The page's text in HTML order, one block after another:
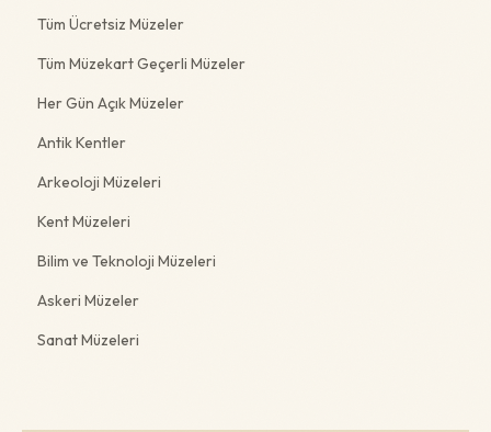
Tüm Ücretsiz Müzeler
Tüm Müzekart Geçerli Müzeler
Her Gün Açık Müzeler
Antik Kentler
Arkeoloji Müzeleri
Kent Müzeleri
Bilim ve Teknoloji Müzeleri
Askeri Müzeler
Sanat Müzeleri